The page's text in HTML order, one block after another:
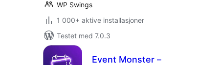
WP Swings
1 000+ aktive installasjoner
Testet med 7.0.3
Event Monster –